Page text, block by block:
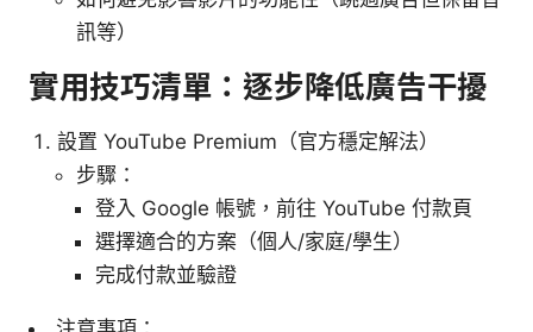
訊等）
實用技巧清單：逐步降低廣告干擾
設置 YouTube Premium（官方穩定解法）
步驟：
登入 Google 帳號，前往 YouTube 付款頁
選擇適合的方案（個人/家庭/學生）
完成付款並驗證